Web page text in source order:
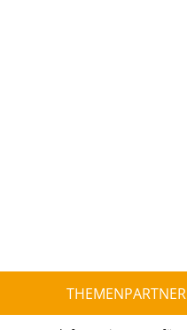
THEMENPARTNER